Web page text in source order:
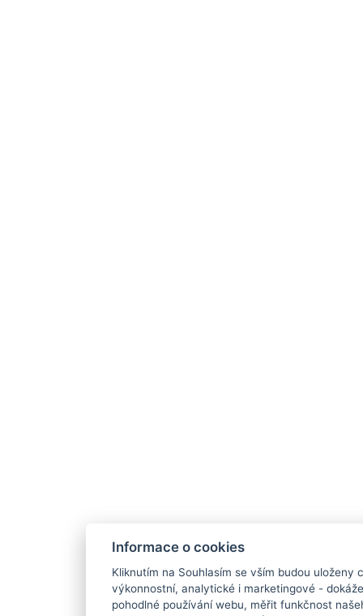
Informace o cookies
Kliknutím na Souhlasím se vším budou uloženy
výkonnostní, analytické i marketingové -
pohodlné používání webu, měřit funkčnost